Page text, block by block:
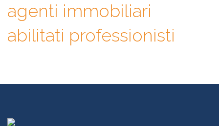
agenti immobiliari
abilitati professionisti